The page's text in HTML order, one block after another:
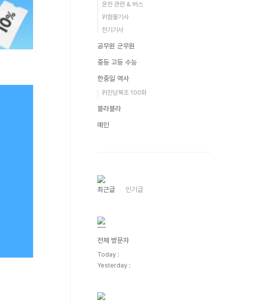
운전 관련 & 버스
위험물기사
전기기사
공무원 군무원
중등 고등 수능
한중일 역사
위진남북조 100화
블라블라
메인
최근글 인기글
전체 방문자
Today :
Yesterday :